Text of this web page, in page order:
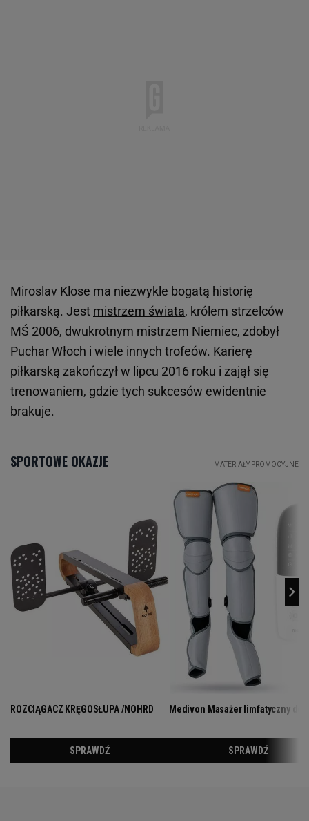
Miroslav Klose ma niezwykle bogatą historię
piłkarską. Jest mistrzem świata, królem strzelców
MŚ 2006, dwukrotnym mistrzem Niemiec, zdobył
Puchar Włoch i wiele innych trofeów. Karierę
piłkarską zakończył w lipcu 2016 roku i zajął się
trenowaniem, gdzie tych sukcesów ewidentnie
brakuje.